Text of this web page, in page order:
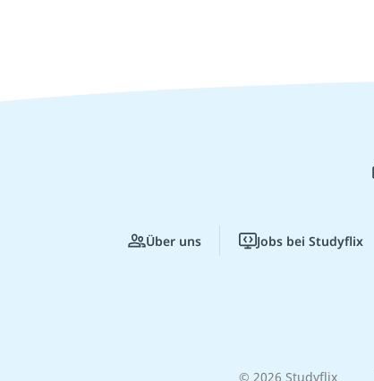
Über uns Jobs bei Studyflix
© 2026 Studyflix